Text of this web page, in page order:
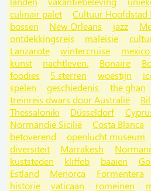
culinair palet
Cultuur Hoofdstad
bossen
New Orleans jazz
ontdekkingsreis
maleisie
Lanzarote
wintercruise
kunst
nachtleven. Bonaire
foodies
5 sterren woestijn
spelen
geschiedenis
the ghan
treinreis dwars door Australië
Thessaloniki
Düsseldorf
Normandië Sicilië
Costa Blanca
betoverend
openlucht museum
diversiteit
Marrakesh
kuststeden
kliffeb baaien
Estland
Menorca Formentera
historie
vaticaan romeinen